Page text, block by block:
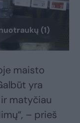
(1)
maisto
yra
matyčiau
– prieš